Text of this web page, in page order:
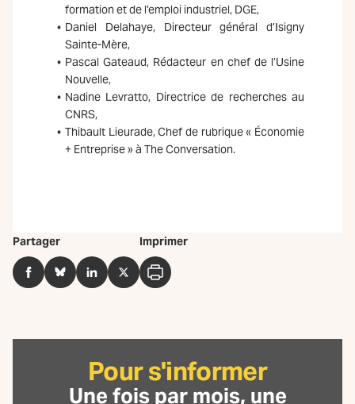
formation et de l’emploi industriel, DGE,
Daniel Delahaye, Directeur général d’Isigny
Sainte-Mère,
Pascal Gateaud, Rédacteur en chef de l’Usine
Nouvelle,
Nadine Levratto, Directrice de recherches au
CNRS,
Thibault Lieurade, Chef de rubrique « Économie
+ Entreprise » à The Conversation.
Partager
FacebookBlueSkyLinkedInTwitter
Imprimer
Imprimer
Pour s'informer
Une fois par mois, une